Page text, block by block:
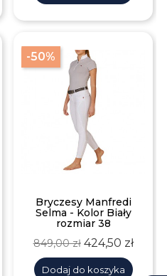
-50%
Bryczesy Manfredi
Selma - Kolor Biały
rozmiar 38
Cena
podstawowa
849,00 zł Cena
424,50 zł
Dodaj do koszyka